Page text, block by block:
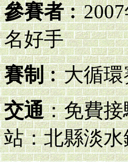
參賽者
名好手
賽制︰大循
交通：免費
站：北縣淡水